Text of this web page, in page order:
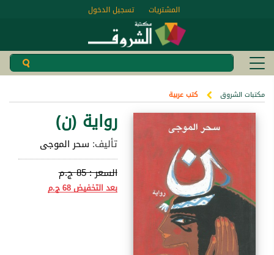
تسجيل الدخول المشتريات
مكتبات الشروق كتب عربية
رواية (ن)
تأليف: سحر الموجى
السعر :85 ج.م
بعد التخفيض68 ج.م